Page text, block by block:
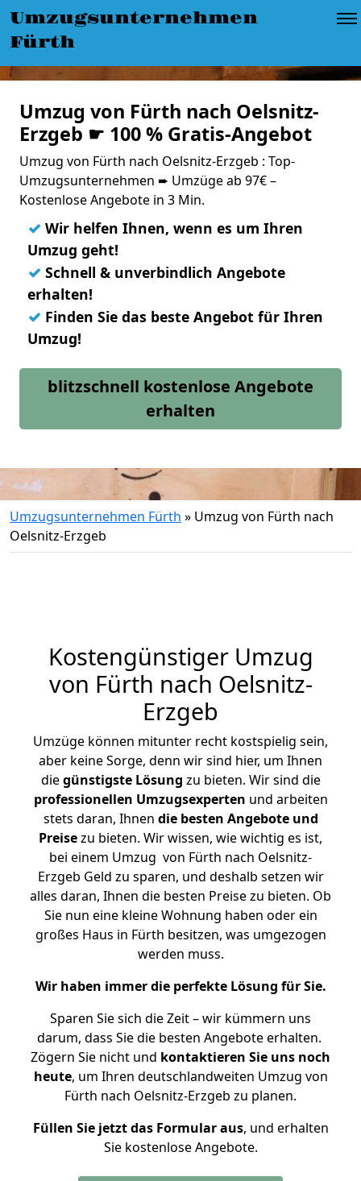
Umzugsunternehmen
Fürth
Umzug von Fürth nach Oelsnitz-
Erzgeb ☛ 100 % Gratis-Angebot
Umzug von Fürth nach Oelsnitz-Erzgeb : Top-
Umzugsunternehmen ➨ Umzüge ab 97€ –
Kostenlose Angebote in 3 Min.
✓ Wir helfen Ihnen, wenn es um Ihren
Umzug geht!
✓ Schnell & unverbindlich Angebote
erhalten!
✓ Finden Sie das beste Angebot für Ihren
Umzug!
blitzschnell kostenlose Angebote
erhalten
Umzugsunternehmen Fürth » Umzug von Fürth nach
Oelsnitz-Erzgeb
Kostengünstiger Umzug
von Fürth nach Oelsnitz-
Erzgeb
Umzüge können mitunter recht kostspielig sein,
aber keine Sorge, denn wir sind hier, um Ihnen
diegünstigste Lösung zu bieten. Wir sind die
professionellen Umzugsexperten und arbeiten
stets daran, Ihnen die besten Angebote und
Preisezu bieten. Wir wissen, wie wichtig es ist,
bei einem Umzug von Fürth nach Oelsnitz-
Erzgeb Geld zu sparen, und deshalb setzen wir
alles daran, Ihnen die besten Preise zu bieten. Ob
Sie nun eine kleine Wohnung haben oder ein
großes Haus in Fürth besitzen, was umgezogen
werden muss.
Wir haben immer die perfekte Lösung für Sie.
Sparen Sie sich die Zeit – wir kümmern uns
darum, dass Sie die besten Angebote erhalten.
Zögern Sie nicht und kontaktieren Sie uns noch
heute, um Ihren deutschlandweiten Umzug von
Fürth nach Oelsnitz-Erzgeb zu planen.
Füllen Sie jetzt das Formular aus, und erhalten
Sie kostenlose Angebote.